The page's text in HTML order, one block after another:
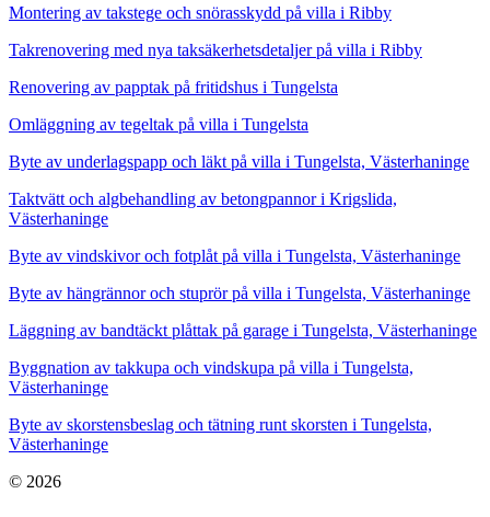
Montering av takstege och snörasskydd på villa i Ribby
Takrenovering med nya taksäkerhetsdetaljer på villa i Ribby
Renovering av papptak på fritidshus i Tungelsta
Omläggning av tegeltak på villa i Tungelsta
Byte av underlagspapp och läkt på villa i Tungelsta, Västerhaninge
Taktvätt och algbehandling av betongpannor i Krigslida,
Västerhaninge
Byte av vindskivor och fotplåt på villa i Tungelsta, Västerhaninge
Byte av hängrännor och stuprör på villa i Tungelsta, Västerhaninge
Läggning av bandtäckt plåttak på garage i Tungelsta, Västerhaninge
Byggnation av takkupa och vindskupa på villa i Tungelsta,
Västerhaninge
Byte av skorstensbeslag och tätning runt skorsten i Tungelsta,
Västerhaninge
© 2026